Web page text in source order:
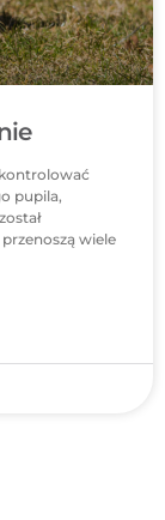
pupila,
wiele